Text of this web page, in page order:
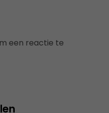
een reactie te